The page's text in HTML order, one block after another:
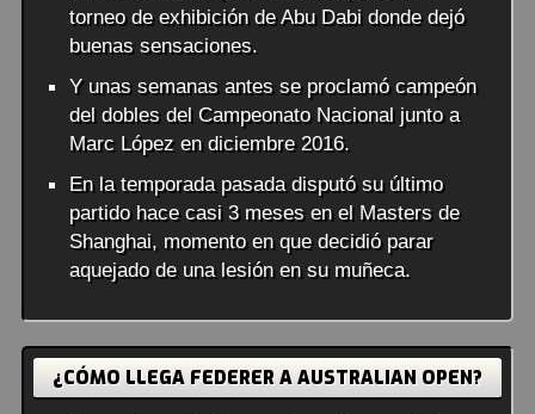
torneo de exhibición de Abu Dabi donde dejó
buenas sensaciones.
Y unas semanas antes se proclamó campeón
del dobles del Campeonato Nacional junto a
Marc López en diciembre 2016.
En la temporada pasada disputó su último
partido hace casi 3 meses en el Masters de
Shanghai, momento en que decidió parar
aquejado de una lesión en su muñeca.
¿CÓMO LLEGA FEDERER A AUSTRALIAN OPEN?